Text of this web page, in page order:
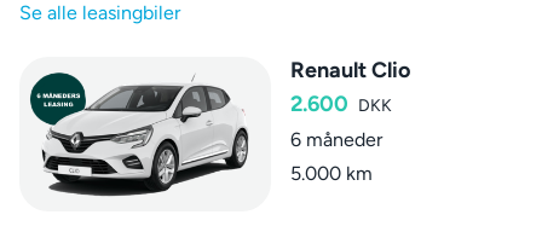
Se alle leasingbiler
Renault Clio
2.600 DKK
6 måneder
5.000 km